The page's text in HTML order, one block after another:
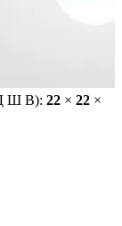
Ш В): 22 × 22 ×